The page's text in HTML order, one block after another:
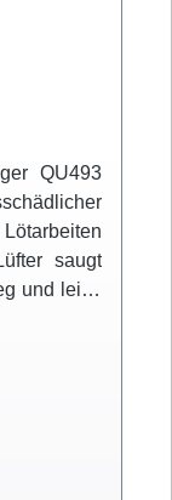
QU493
saugt
und leitet
nach